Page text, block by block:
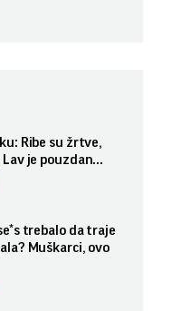
Ribe su žrtve,
Lav je pouzdan...
trebalo da traje
Muškarci, ovo